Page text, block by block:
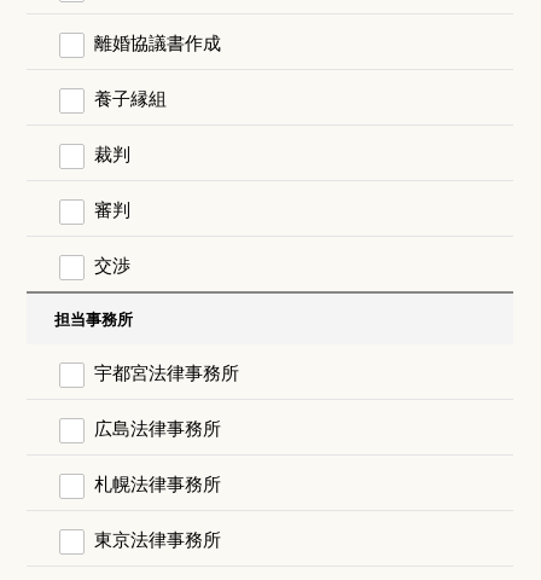
離婚協議書作成
養子縁組
裁判
審判
交渉
担当事務所
宇都宮法律事務所
広島法律事務所
札幌法律事務所
東京法律事務所